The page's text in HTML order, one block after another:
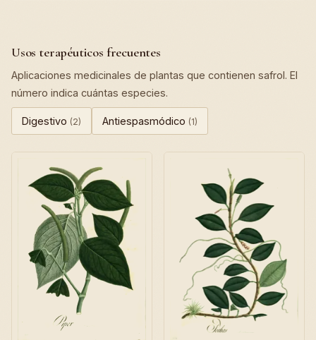
Usos terapéuticos frecuentes
Aplicaciones medicinales de plantas que contienen safrol. El
número indica cuántas especies.
Digestivo (2) Antiespasmódico (1)